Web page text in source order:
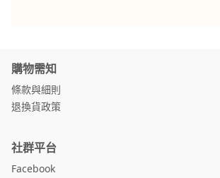
購物需知
條款與細則
退換貨政策
社群平台
Facebook